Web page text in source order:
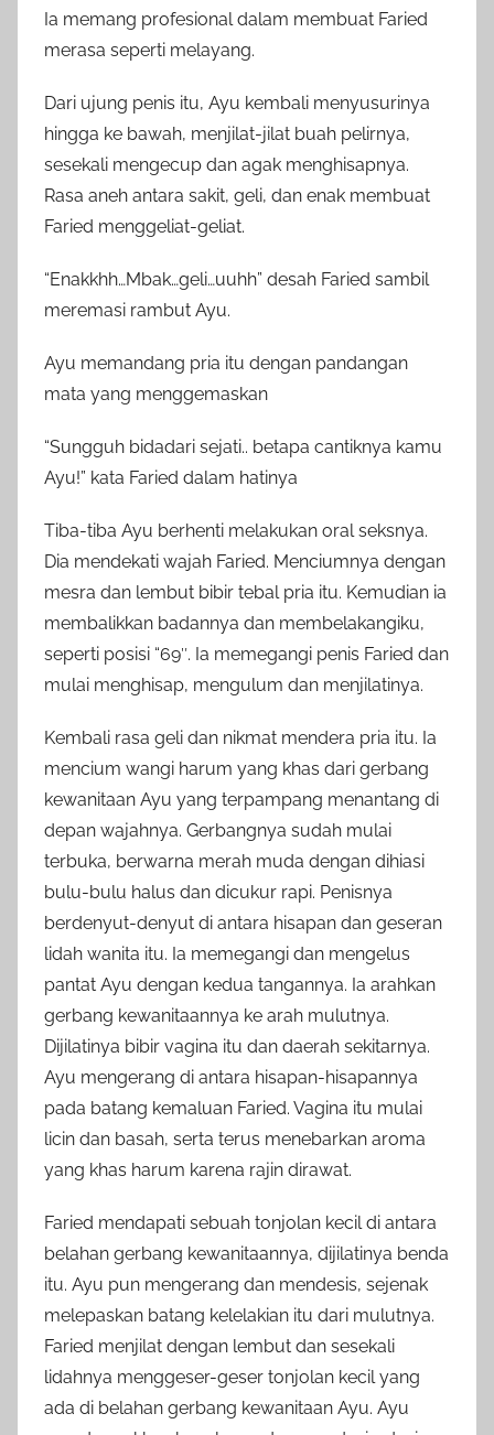
Ia memang profesional dalam membuat Faried
merasa seperti melayang.
Dari ujung penis itu, Ayu kembali menyusurinya
hingga ke bawah, menjilat-jilat buah pelirnya,
sesekali mengecup dan agak menghisapnya.
Rasa aneh antara sakit, geli, dan enak membuat
Faried menggeliat-geliat.
“Enakkhh…Mbak…geli…uuhh” desah Faried sambil
meremasi rambut Ayu.
Ayu memandang pria itu dengan pandangan
mata yang menggemaskan
“Sungguh bidadari sejati.. betapa cantiknya kamu
Ayu!” kata Faried dalam hatinya
Tiba-tiba Ayu berhenti melakukan oral seksnya.
Dia mendekati wajah Faried. Menciumnya dengan
mesra dan lembut bibir tebal pria itu. Kemudian ia
membalikkan badannya dan membelakangiku,
seperti posisi “69″. Ia memegangi penis Faried dan
mulai menghisap, mengulum dan menjilatinya.
Kembali rasa geli dan nikmat mendera pria itu. Ia
mencium wangi harum yang khas dari gerbang
kewanitaan Ayu yang terpampang menantang di
depan wajahnya. Gerbangnya sudah mulai
terbuka, berwarna merah muda dengan dihiasi
bulu-bulu halus dan dicukur rapi. Penisnya
berdenyut-denyut di antara hisapan dan geseran
lidah wanita itu. Ia memegangi dan mengelus
pantat Ayu dengan kedua tangannya. Ia arahkan
gerbang kewanitaannya ke arah mulutnya.
Dijilatinya bibir vagina itu dan daerah sekitarnya.
Ayu mengerang di antara hisapan-hisapannya
pada batang kemaluan Faried. Vagina itu mulai
licin dan basah, serta terus menebarkan aroma
yang khas harum karena rajin dirawat.
Faried mendapati sebuah tonjolan kecil di antara
belahan gerbang kewanitaannya, dijilatinya benda
itu. Ayu pun mengerang dan mendesis, sejenak
melepaskan batang kelelakian itu dari mulutnya.
Faried menjilat dengan lembut dan sesekali
lidahnya menggeser-geser tonjolan kecil yang
ada di belahan gerbang kewanitaan Ayu. Ayu